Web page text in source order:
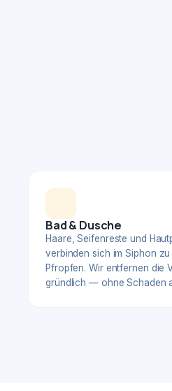
Bad & Dusche
Haare, Seifenreste und
verbinden sich im Siphon
Pfropfen. Wir entfernen die
gründlich — ohne Schaden